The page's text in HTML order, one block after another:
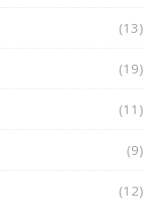
(13)
(19)
(11)
(9)
(12)